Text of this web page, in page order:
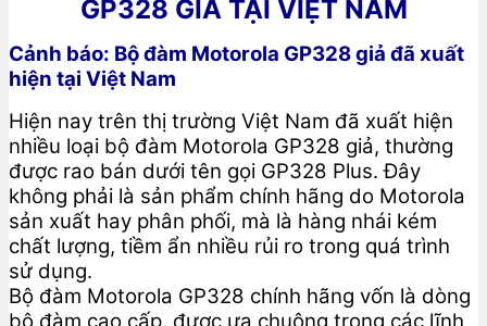
GP328 GIẢ TẠI VIỆT NAM
Cảnh báo: Bộ đàm Motorola GP328 giả đã xuất
hiện tại Việt Nam
Hiện nay trên thị trường Việt Nam đã xuất hiện
nhiều loại bộ đàm Motorola GP328 giả, thường
được rao bán dưới tên gọi GP328 Plus. Đây
không phải là sản phẩm chính hãng do Motorola
sản xuất hay phân phối, mà là hàng nhái kém
chất lượng, tiềm ẩn nhiều rủi ro trong quá trình
sử dụng.
Bộ đàm Motorola GP328 chính hãng vốn là dòng